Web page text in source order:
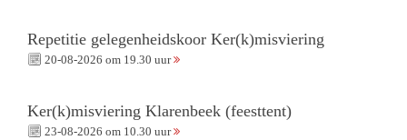
Repetitie gelegenheidskoor Ker(k)misviering
20-08-2026 om 19.30 uur
Ker(k)misviering Klarenbeek (feesttent)
23-08-2026 om 10.30 uur